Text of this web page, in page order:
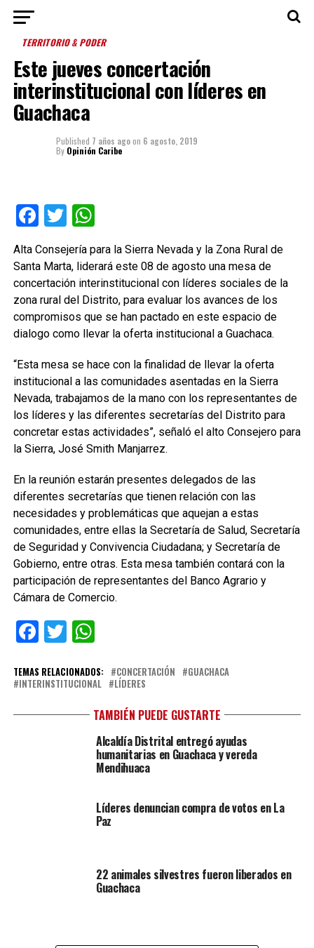
TERRITORIO & PODER
Este jueves concertación
interinstitucional con líderes en
Guachaca
Published 7 años agoon 6 agosto, 2019
By Opinión Caribe
Facebook
TwitterWhatsApp
Alta Consejería para la Sierra Nevada y la Zona Rural de
Santa Marta, liderará este 08 de agosto una mesa de
concertación interinstitucional con líderes sociales de la
zona rural del Distrito, para evaluar los avances de los
compromisos que se han pactado en este espacio de
dialogo como llevar la oferta institucional a Guachaca.
“Esta mesa se hace con la finalidad de llevar la oferta
institucional a las comunidades asentadas en la Sierra
Nevada, trabajamos de la mano con los representantes de
los líderes y las diferentes secretarías del Distrito para
concretar estas actividades”, señaló el alto Consejero para
la Sierra, José Smith Manjarrez.
En la reunión estarán presentes delegados de las
diferentes secretarías que tienen relación con las
necesidades y problemáticas que aquejan a estas
comunidades, entre ellas la Secretaría de Salud, Secretaría
de Seguridad y Convivencia Ciudadana; y Secretaría de
Gobierno, entre otras. Esta mesa también contará con la
participación de representantes del Banco Agrario y
Cámara de Comercio.
Facebook
TwitterWhatsApp
TEMAS RELACIONADOS: CONCERTACIÓN
GUACHACA
INTERINSTITUCIONAL
LÍDERES
TAMBIÉN PUEDE GUSTARTE
Alcaldía Distrital entregó ayudas
humanitarias en Guachaca y vereda
Mendihuaca
Líderes denuncian compra de votos en La
Paz
22 animales silvestres fueron liberados en
Guachaca